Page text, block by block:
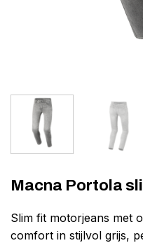
Macna Portola
Slim fit motorjeans met
comfort in stijlvol grijs,